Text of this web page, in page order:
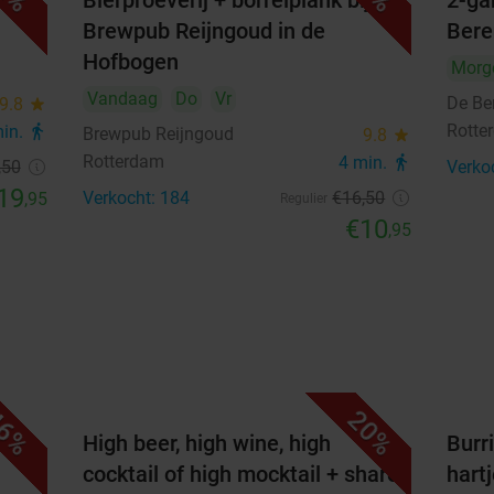
9.8 star
directions_walk
,95
Brewpub Reijngoud in de
Hofbogen
Vandaag Do
Vr
Brewpub Reijngoud
9.8 star
Rotterdam 4 min. directions_walk
Verkocht: 184 €16,50
€10,95
De
20%
High beer, high wine, high
cocktail of high mocktail + shared
Beschikbaarheid
Personen
Ma
Di Wo Za Zo
24 25 26 27 28 30